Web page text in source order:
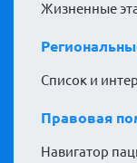
Жизненные
Список и
Правовая
Навигатор